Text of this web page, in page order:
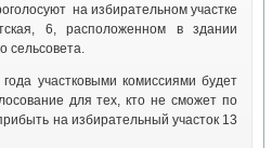
на избирательном участке
6, расположенном в здании
сельсовета.
участковыми комиссиями будет
для тех, кто не сможет по
на избирательный участок 13